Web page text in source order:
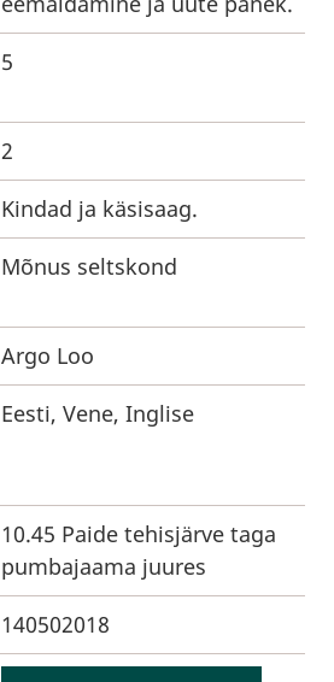
5
2
Kindad ja käsisaag.
Mõnus seltskond
Argo Loo
Eesti, Vene, Inglise
10.45 Paide tehisjärve taga
pumbajaama juures
140502018